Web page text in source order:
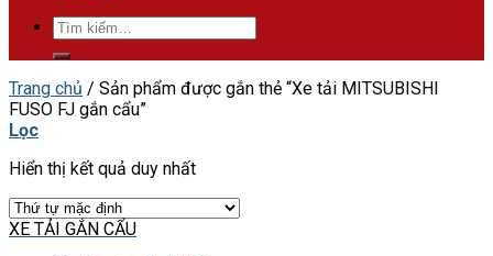
Tìm
kiếm:
Trang chủ / Sản phẩm được gắn thẻ “Xe tải MITSUBISHI
FUSO FJ gắn cẩu”
Lọc
Hiển thị kết quả duy nhất
XE TẢI GẮN CẨU